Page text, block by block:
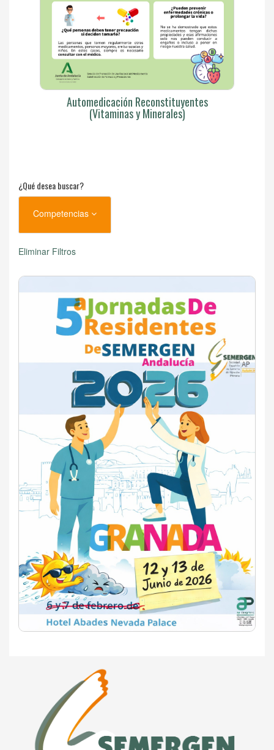
Automedicación Reconstituyentes
(Vitaminas y Minerales)
¿Qué desea buscar?
Competencias
Eliminar Filtros